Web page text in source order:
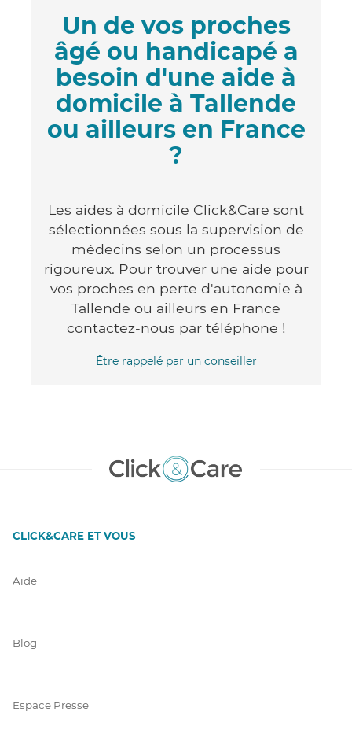
Un de vos proches
âgé ou handicapé a
besoin d'une aide à
domicile à Tallende
ou ailleurs en France
?
Les aides à domicile Click&Care sont
sélectionnées sous la supervision de
médecins selon un processus
rigoureux. Pour trouver une aide pour
vos proches en perte d'autonomie à
Tallende ou ailleurs en France
contactez-nous par téléphone !
Être rappelé par un conseiller
CLICK&CARE ET VOUS
Aide
Blog
Espace Presse